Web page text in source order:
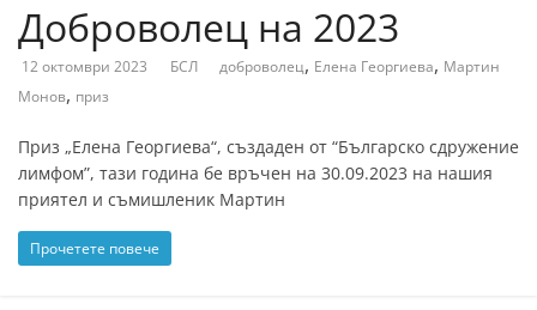
Доброволец на 2023
12 октомври 2023 БСЛ доброволец, Елена Георгиева, Мартин
Монов, приз
Приз „Елена Георгиева“, създаден от “Българско сдружение
лимфом”, тази година бе връчен на 30.09.2023 на нашия
приятел и съмишленик Мартин
Прочетете повече